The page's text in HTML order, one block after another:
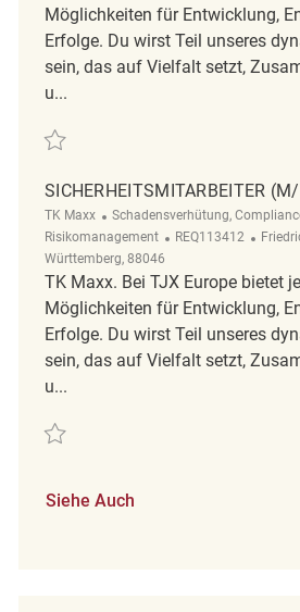
Möglichkeiten für Entwicklung,
Erfolge. Du wirst Teil unseres
sein, das auf Vielfalt setzt,
u...
Retten Sicherheitsmitarbeiter (m/w/d)
SICHERHEITSMITARBEITER
TK Maxx Kategorie
Schadensverhütung,
Risikomanagement
ReqId
REQ113412 Ort
Württemberg, 88046
TK Maxx. Bei TJX Europe bietet
Möglichkeiten für Entwicklung,
Erfolge. Du wirst Teil unseres
sein, das auf Vielfalt setzt,
u...
Retten Sicherheitsmitarbeiter (m/w/d)
Siehe Auch